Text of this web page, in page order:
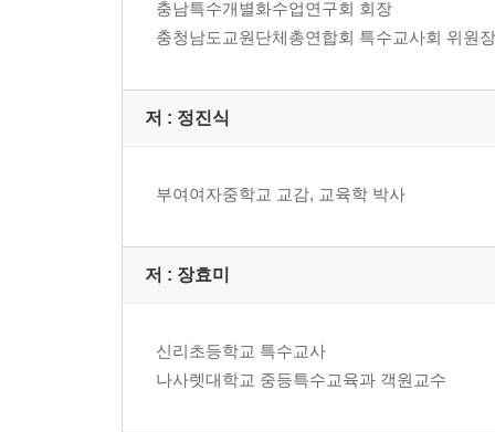
제11장 내 힘으로 가는 첫걸음(신선규) 287
제12장 한숨에서 환호성까지: 개별화교육의 모든
충남특수개별화수업연구회 회장
충청남도교원단체총연합회 특수교사회 위원장
저 : 정진식
부여여자중학교 교감, 교육학 박사
저 : 장효미
신리초등학교 특수교사
나사렛대학교 중등특수교육과 객원교수